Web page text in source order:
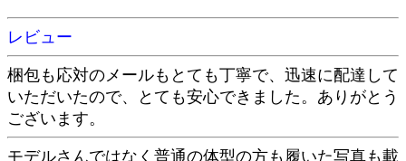
レビュー
梱包も応対のメールもとても丁寧で、迅速に配達して
いただいたので、とても安心できました。ありがとう
ございます。
モデルさんではなく普通の体型の方も履いた写真も載